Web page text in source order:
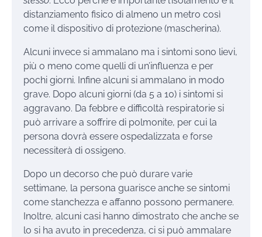
distanziamento fisico di almeno un metro così
come il dispositivo di protezione (mascherina).
Alcuni invece si ammalano ma i sintomi sono lievi,
più o meno come quelli di un’influenza e per
pochi giorni. Infine alcuni si ammalano in modo
grave. Dopo alcuni giorni (da 5 a 10) i sintomi si
aggravano. Da febbre e difficoltà respiratorie si
può arrivare a soffrire di polmonite, per cui la
persona dovrà essere ospedalizzata e forse
necessiterà di ossigeno.
Dopo un decorso che può durare varie
settimane, la persona guarisce anche se sintomi
come stanchezza e affanno possono permanere.
Inoltre, alcuni casi hanno dimostrato che anche se
lo si ha avuto in precedenza, ci si può ammalare